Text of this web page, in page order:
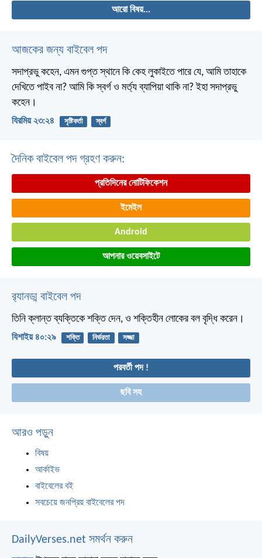
আরো বিষয়...
আজকের জন্য বাইবেল পদ
সদাপ্রভু কহেন, এমন গুপ্ত স্থানে কি কেহ লুকাইতে পারে যে, আমি তাহাকে
দেখিতে পাইব না? আমি কি স্বর্গ ও মর্ত্য ব্যাপিয়া থাকি না? ইহা সদাপ্রভু
কহেন।
যিরমিয় ২৩:২৪ সৃষ্টিকর্তা স্বর্গ
দৈনিক বাইবেল পদ গ্রহণ করুন:
প্রতিদিনের নোটিফিকেশন
ইমেইল
Android
আপনার ওয়েবসাইটে
র‌্যানড্ম বাইবেল পদ
তিনি ক্লান্ত ব্যক্তিকে শক্তি দেন, ও শক্তিহীন লোকের বল বৃদ্ধি করেন।
যিশাইয় ৪০:২৯ শক্তি নির্ভরতা সজ্জা
পরবর্তী পদ !
ছবি সহ
আরও পড়ুন
বিষয়
আর্কাইভ
বাইবেলের বই
সবচেয়ে জনপ্রিয় বাইবেলের পদ
DailyVerses.net সমর্থন করুন